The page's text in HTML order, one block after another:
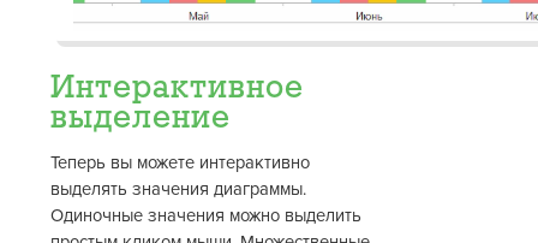
Интерактивное
выделение
Теперь вы можете интерактивно
выделять значения диаграммы.
Одиночные значения можно выделить